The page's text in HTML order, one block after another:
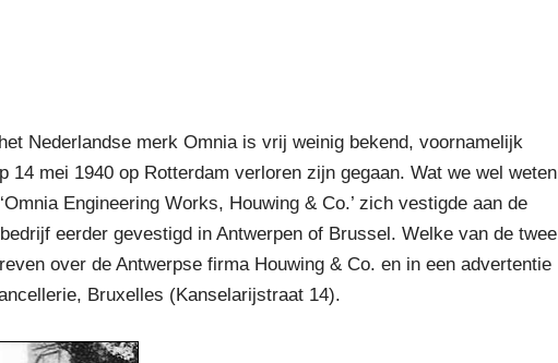
Nederlandse merk Omnia is vrij weinig bekend, voornamelijk
mei 1940 op Rotterdam verloren zijn gegaan. Wat we wel weten
Engineering Works, Houwing & Co.’ zich vestigde aan de
eerder gevestigd in Antwerpen of Brussel. Welke van de twee
over de Antwerpse firma Houwing & Co. en in een advertentie
Bruxelles (Kanselarijstraat 14).